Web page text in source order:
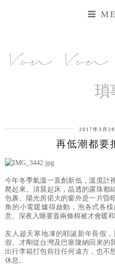
Von Von
2017年3月
再低潮都要
今年冬季氣溫一直創新低，溫度計
爬起來。清晨起床，晶透的露珠都
包裹。陽光房偌大的窗外是一片昏
角的小電暖爐得啟動，泡各式各
意。深夜入睡要蓋兩條棉被才會暖和
友人趁天寒地凍的耶誕新年長假
假。才剛從台灣及巴塞隆納回來的
出行李箱打包前往任何遠方，也不
休息。